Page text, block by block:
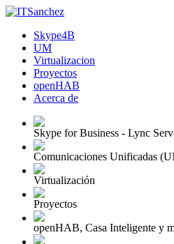
Skype4B
UM
Virtualizacion
Proyectos
openHAB
Acerca de
Skype for Business - Lync
Comunicaciones Unificadas
Virtualización
Proyectos
openHAB, Casa Inteligente y